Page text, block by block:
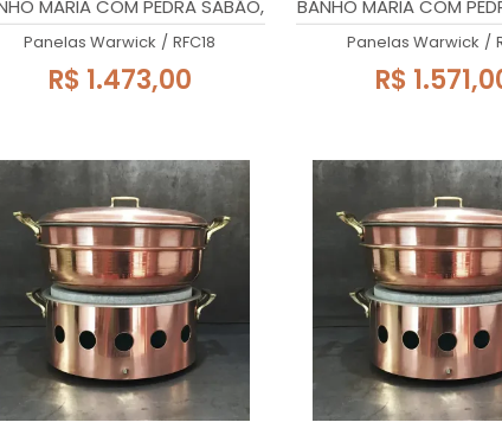
MARIA COM PEDRA SABÃO,
18x27cm, 1,7 Litros
Panelas Warwick / RFC18
R$ 1.473,00
BANHO MARIA COM
21x27cm, 2,3
Panelas Warwick /
R$